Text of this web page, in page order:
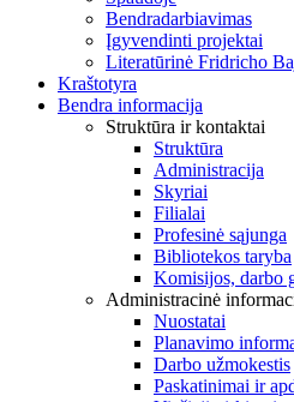
Bendradarbiavimas
Įgyvendinti projektai
Literatūrinė Fridricho
Kraštotyra
Bendra informacija
Struktūra ir kontaktai
Struktūra
Administracija
Skyriai
Filialai
Profesinė sąjunga
Bibliotekos taryba
Komisijos, darbo
Administracinė
Nuostatai
Planavimo
Darbo užmokestis
Paskatinimai ir